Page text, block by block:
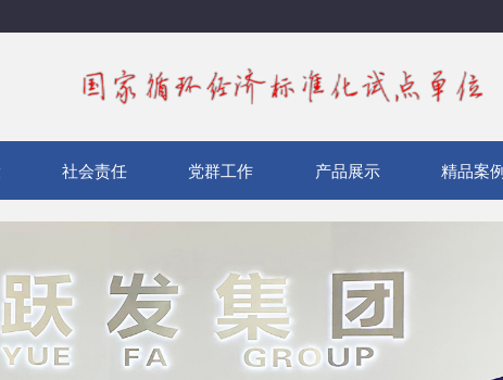
社会责任 党群工作 产品展示 精品案